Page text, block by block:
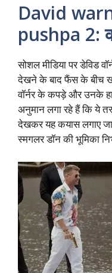
David
pushpa 2:
सोशल मीडिया पर डेविड
देखने के बाद फैंस के बीच
वॉर्नर के कपड़े और उनके
अनुमान लगा रहे हैं कि ये
देखकर यह कयास लगाए जा
स्मगलर डॉन की भूमिका